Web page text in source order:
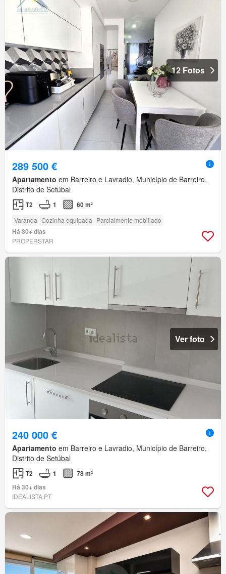
12 Fotos
289 500 €
Apartamento em Barreiro e Lavradio, Município de Barreiro,
Distrito de Setúbal
T2 1 60 m²
Varanda Cozinha equipada Parcialmente mobiliado
Há 30+ dias
PROPERSTAR
Ver foto
240 000 €
Apartamento em Barreiro e Lavradio, Município de Barreiro,
Distrito de Setúbal
T2 1
78 m²
Há 30+ dias
IDEALISTA.PT